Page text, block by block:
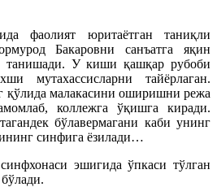
фаолият юритаётган таниқли
Бакаровни санъатга яқин
танишади. У киши қашқар рубоби
мутахассисларни тайёрлаган.
қўлида малакасини оширишни режа
коллежга ўқишга киради.
бўлавермагани каби унинг
синфига ёзилади…
эшигида ўпкаси тўлган